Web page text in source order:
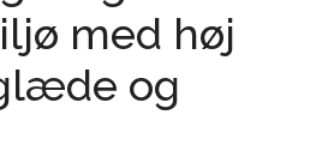
med høj
og